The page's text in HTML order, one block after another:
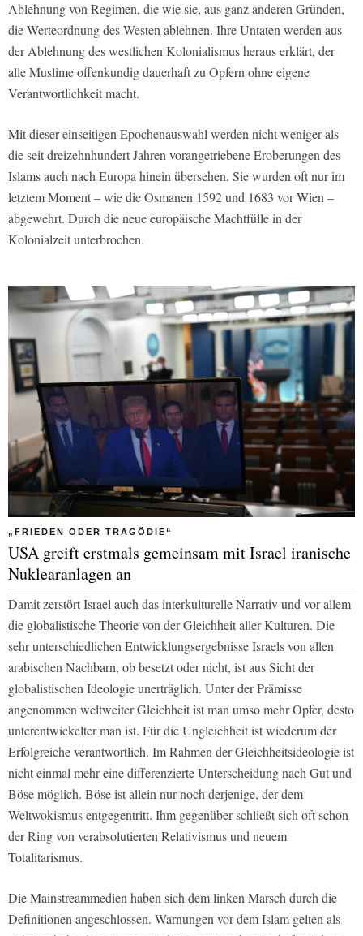
Ablehnung von Regimen, die wie sie, aus ganz anderen Gründen,
die Werteordnung des Westen ablehnen. Ihre Untaten werden aus
der Ablehnung des westlichen Kolonialismus heraus erklärt, der
alle Muslime offenkundig dauerhaft zu Opfern ohne eigene
Verantwortlichkeit macht.
Mit dieser einseitigen Epochenauswahl werden nicht weniger als
die seit dreizehnhundert Jahren vorangetriebene Eroberungen des
Islams auch nach Europa hinein übersehen. Sie wurden oft nur im
letztem Moment – wie die Osmanen 1592 und 1683 vor Wien –
abgewehrt. Durch die neue europäische Machtfülle in der
Kolonialzeit unterbrochen.
„FRIEDEN ODER TRAGÖDIE“
USA greift erstmals gemeinsam mit Israel iranische
Nuklearanlagen an
Damit zerstört Israel auch das interkulturelle Narrativ und vor allem
die globalistische Theorie von der Gleichheit aller Kulturen. Die
sehr unterschiedlichen Entwicklungsergebnisse Israels von allen
arabischen Nachbarn, ob besetzt oder nicht, ist aus Sicht der
globalistischen Ideologie unerträglich. Unter der Prämisse
angenommen weltweiter Gleichheit ist man umso mehr Opfer, desto
unterentwickelter man ist. Für die Ungleichheit ist wiederum der
Erfolgreiche verantwortlich. Im Rahmen der Gleichheitsideologie ist
nicht einmal mehr eine differenzierte Unterscheidung nach Gut und
Böse möglich. Böse ist allein nur noch derjenige, der dem
Weltwokismus entgegentritt. Ihm gegenüber schließt sich oft schon
der Ring von verabsolutierten Relativismus und neuem
Totalitarismus.
Die Mainstreammedien haben sich dem linken Marsch durch die
Definitionen angeschlossen. Warnungen vor dem Islam gelten als